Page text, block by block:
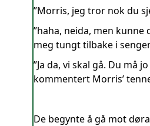
”Morris, jeg tror nok du
”haha, neida, men
meg tungt tilbake i
”Ja da, vi skal gå. Du må
kommentert Morris’
De begynte å gå mot